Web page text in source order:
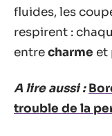
fluides, les
respirent :
entrecharme et
A lire aussi :
trouble de la